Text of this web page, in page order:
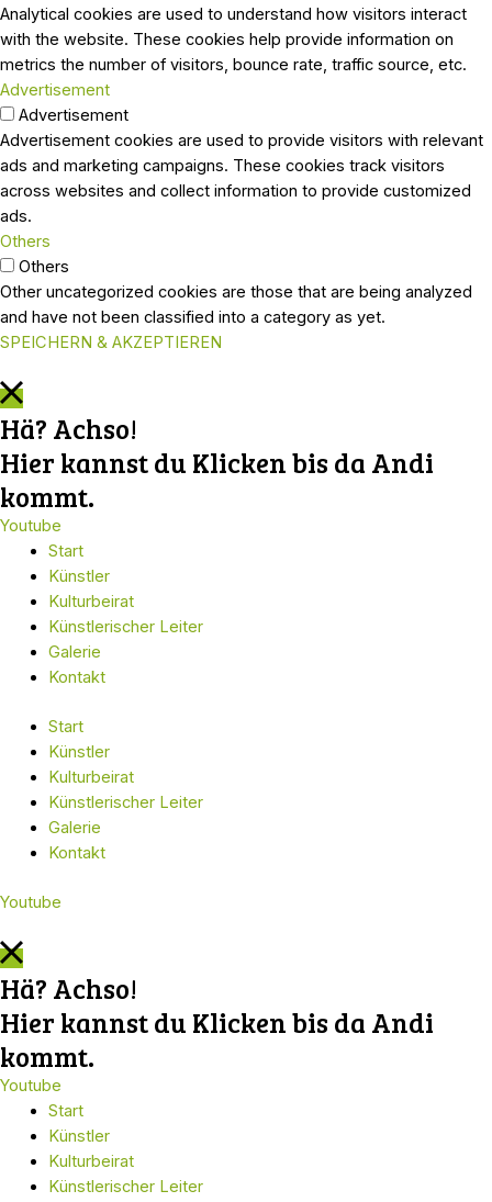
Analytical cookies are used to understand how visitors interact
with the website. These cookies help provide information on
metrics the number of visitors, bounce rate, traffic source, etc.
Advertisement
Advertisement
Advertisement cookies are used to provide visitors with relevant
ads and marketing campaigns. These cookies track visitors
across websites and collect information to provide customized
ads.
Others
Others
Other uncategorized cookies are those that are being analyzed
and have not been classified into a category as yet.
SPEICHERN & AKZEPTIEREN
Hä? Achso!
Hier kannst du Klicken bis da Andi
kommt.
Youtube
Start
Künstler
Kulturbeirat
Künstlerischer Leiter
Galerie
Kontakt
Start
Künstler
Kulturbeirat
Künstlerischer Leiter
Galerie
Kontakt
Youtube
Hä? Achso!
Hier kannst du Klicken bis da Andi
kommt.
Youtube
Start
Künstler
Kulturbeirat
Künstlerischer Leiter